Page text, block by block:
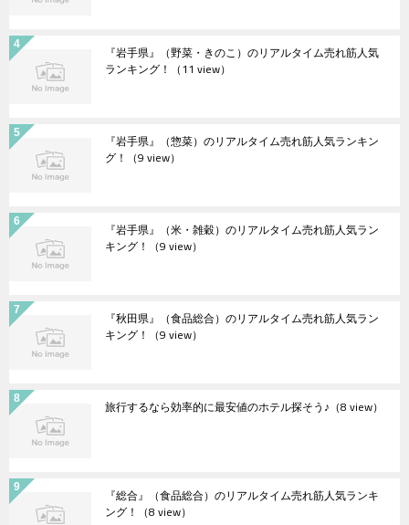
『岩手県』（野菜・きのこ）のリアルタイム売れ筋人気
ランキング！ （11 view）
『岩手県』（惣菜）のリアルタイム売れ筋人気ランキン
グ！ （9 view）
『岩手県』（米・雑穀）のリアルタイム売れ筋人気ラン
キング！ （9 view）
『秋田県』（食品総合）のリアルタイム売れ筋人気ラン
キング！ （9 view）
旅行するなら効率的に最安値のホテル探そう♪ （8 view）
『総合』（食品総合）のリアルタイム売れ筋人気ランキ
ング！ （8 view）